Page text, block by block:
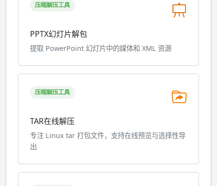
压缩解压工具
PPTX幻灯片解包
提取 PowerPoint 幻灯片中的媒体和 XML 资源
压缩解压工具
TAR在线解压
专注 Linux tar 打包文件，支持在线预览与选择性导
出